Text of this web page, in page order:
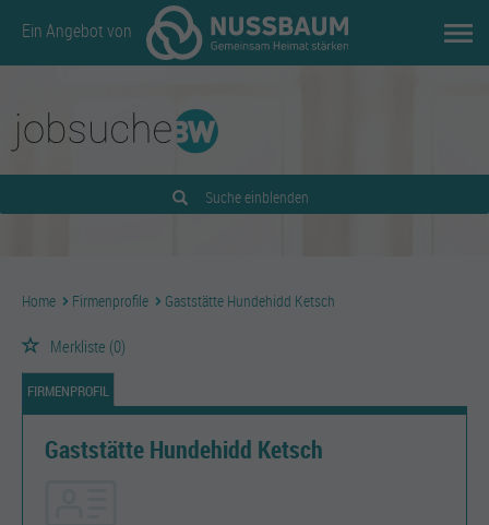
Ein Angebot von
Suche einblenden
Home Firmenprofile Gaststätte Hundehidd Ketsch
Merkliste (0)
FIRMENPROFIL
Gaststätte Hundehidd Ketsch